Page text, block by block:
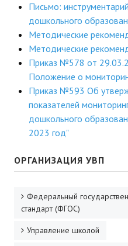
Противодействие коррупции
В ПОМОЩЬ УЧИТЕЛЮ
Организация УВП
ГИА
Карта ГИА РК
Советуем прочитать
Готовимся к новому
Профессиональная
Повышение квалификации
Письмо:
дошкольного
Методические
Методические
Приказ №578 от
Положение о
Приказ №593 Об
показателей
дошкольного
2023 год"
ОРГАНИЗАЦИЯ УВП
Федеральный
стандарт (ФГОС)
Управление школой